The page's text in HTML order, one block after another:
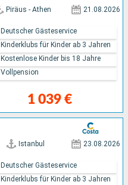
Piräus - Athen 21.08.2026
1 039 €
Deutscher Gästeservice
Kinderklubs für Kinder ab 3 Jahren
Kostenlose Kinder bis 18 Jahre
Vollpension
Istanbul 23.08.2026
Deutscher Gästeservice
Kinderklubs für Kinder ab 3 Jahren